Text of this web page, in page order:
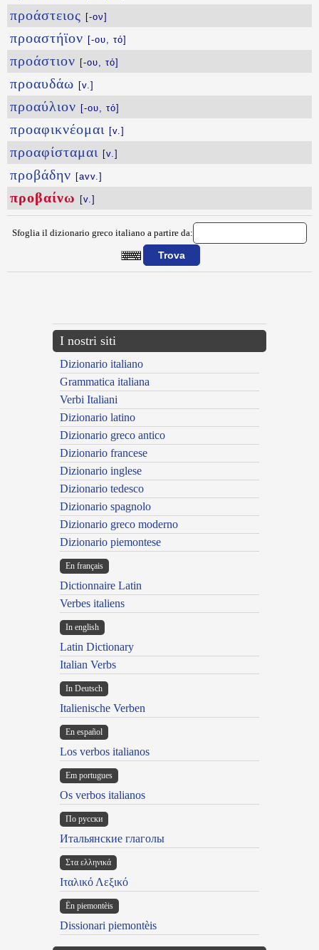
προάστειος [-ον]
προαστήϊον [-ου, τό]
προάστιον [-ου, τό]
προαυδάω [v.]
προαύλιον [-ου, τό]
προαφικνέομαι [v.]
προαφίσταμαι [v.]
προβάδην [avv.]
προβαίνω [v.]
Sfoglia il dizionario greco italiano a partire da:
I nostri siti
Dizionario italiano
Grammatica italiana
Verbi Italiani
Dizionario latino
Dizionario greco antico
Dizionario francese
Dizionario inglese
Dizionario tedesco
Dizionario spagnolo
Dizionario greco moderno
Dizionario piemontese
En français
Dictionnaire Latin
Verbes italiens
In english
Latin Dictionary
Italian Verbs
In Deutsch
Italienische Verben
En español
Los verbos italianos
Em portugues
Os verbos italianos
По русски
Итальянские глаголы
Στα ελληνικά
Ιταλικό Λεξικό
Ën piemontèis
Dissionari piemontèis